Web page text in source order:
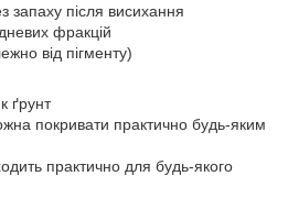
запаху після висихання
фракцій
від пігменту)
ґрунт
покривати практично будь-яким
практично для будь-якого